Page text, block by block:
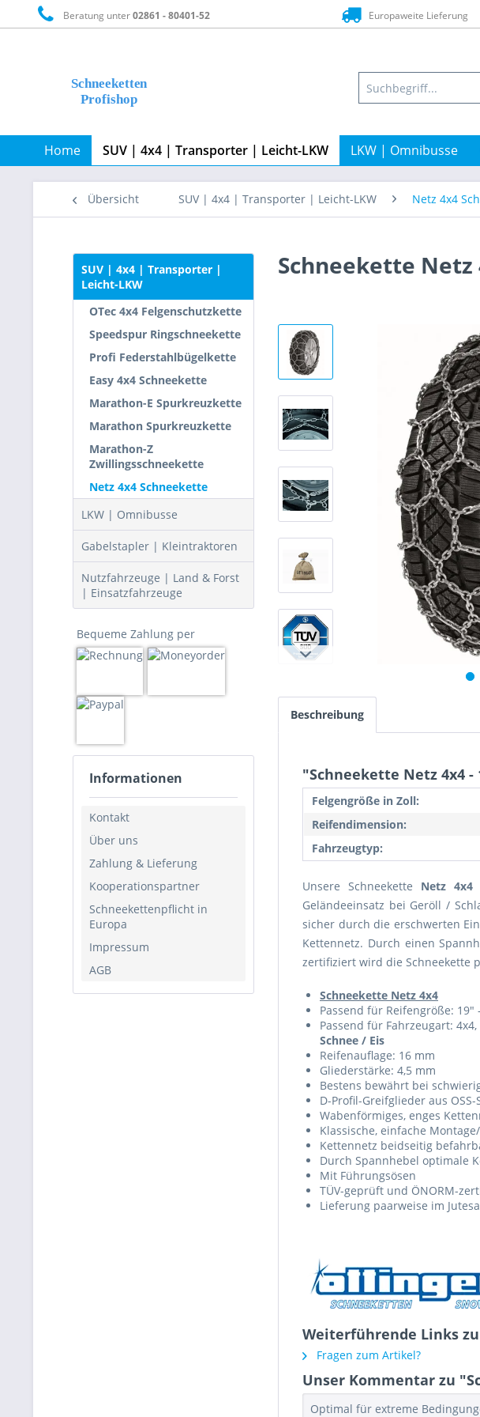
Beratung unter02861 - 80401-52 Europaweite Lieferung
Home SUV | 4x4 | Transporter | Leicht-LKW LKW | Omnibusse
Übersicht SUV | 4x4 | Transporter | Leicht-LKW Netz 4x4
SUV | 4x4 | Transporter |
Leicht-LKW
OTec 4x4 Felgenschutzkette
Speedspur Ringschneekette
Profi Federstahlbügelkette
Easy 4x4 Schneekette
Marathon-E Spurkreuzkette
Marathon Spurkreuzkette
Marathon-Z
Zwillingsschneekette
Netz 4x4 Schneekette
LKW | Omnibusse
Gabelstapler | Kleintraktoren
Nutzfahrzeuge | Land & Forst
| Einsatzfahrzeuge
Bequeme Zahlung per
Informationen
Kontakt
Über uns
Zahlung & Lieferung
Kooperationspartner
Schneekettenpflicht in
Europa
Impressum
AGB
Schneekette Netz
Beschreibung
"Schneekette Netz 4x4 -
Felgengröße in Zoll:
Reifendimension:
Fahrzeugtyp:
Unsere Schneekette Netz 4x4
Geländeeinsatz bei Geröll /
sicher durch die erschwerten
Kettennetz. Durch einen
zertifiziert wird die Schneekette
Schneekette Netz 4x4
Passend für Reifengröße: 19"
Passend für Fahrzeugart: 4x4,
Schnee / Eis
Reifenauflage: 16 mm
Gliederstärke: 4,5 mm
Bestens bewährt bei
D-Profil-Greifglieder aus
Wabenförmiges, enges
Klassische, einfache
Kettennetz beidseitig
Durch Spannhebel optimale
Mit Führungsösen
TÜV-geprüft und ÖNORM-
Lieferung paarweise im
Weiterführende Links
Fragen zum Artikel?
Unser Kommentar zu
Optimal für extreme